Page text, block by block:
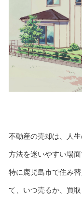
不動産の売却は、人
方法を迷いやすい場面
特に鹿児島市で住み
て、いつ売るか、買